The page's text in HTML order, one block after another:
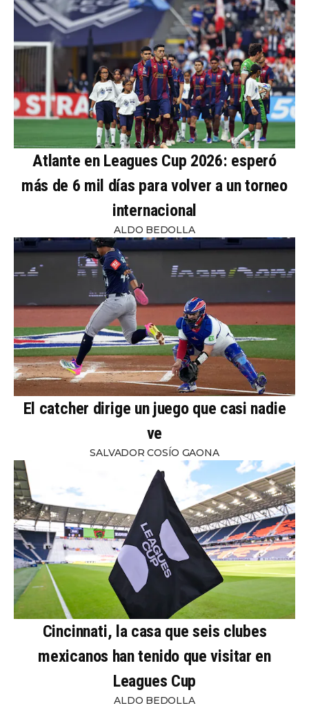
Atlante en Leagues Cup 2026: esperó
más de 6 mil días para volver a un torneo
internacional
ALDO BEDOLLA
El catcher dirige un juego que casi nadie
ve
SALVADOR COSÍO GAONA
Cincinnati, la casa que seis clubes
mexicanos han tenido que visitar en
Leagues Cup
ALDO BEDOLLA